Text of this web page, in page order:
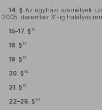
14. § Az egyházi személyek
2005. december 31-ig hatályos
15–17. § 11
18. § 12
19. § 13
20. § 14
21. § 15
22–26. § 16